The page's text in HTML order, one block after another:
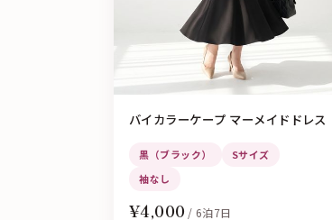
バイカラーケープ マーメイドドレス
黒（ブラック）
Sサイズ
袖なし
¥4,000 / 6泊7日